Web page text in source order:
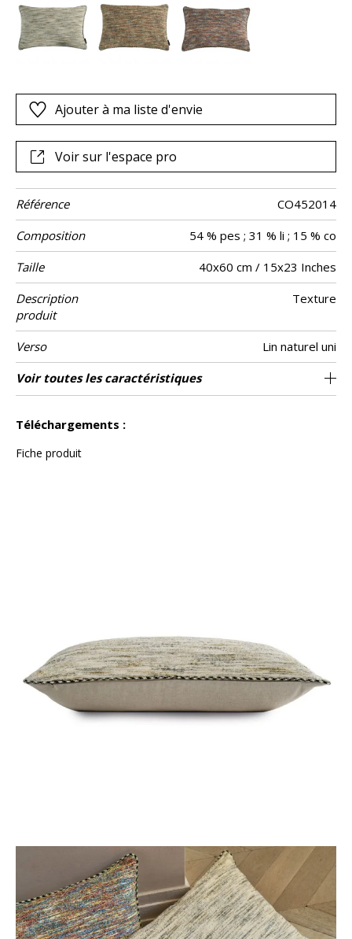
Ajouter à ma liste d'envie
Voir sur l'espace pro
Référence
CO452014
Composition
54 % pes ; 31 % li ; 15 % co
Taille
40x60 cm / 15x23 Inches
Description
produit
Texture
Verso
Lin naturel uni
Finition
Passepoil
Fermeture Zippee invisible
Entretien
Pays d'origine Tunisie
Voir toutes les caractéristiques
Téléchargements :
Fiche produit